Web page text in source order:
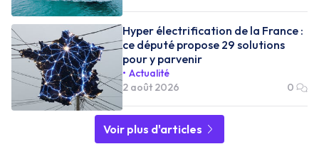
Hyper électrification de la France :
ce député propose 29 solutions
pour y parvenir
Actualité
2 août 2026
0
Voir plus d'articles